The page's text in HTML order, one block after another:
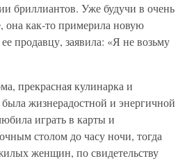
бриллиантов. Уже будучи в очень
она как-то примерила новую
продавцу, заявила: «Я не возьму
прекрасная кулинарка и
была жизнерадостной и энергичной
играть в карты и
столом до часу ночи, тогда
женщин, по свидетельству